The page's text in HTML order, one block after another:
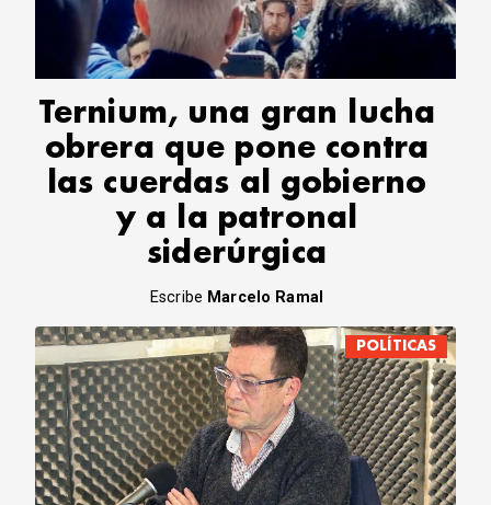
CORREO DE LECTORES
DEBATE
ARCHIVO
OPINIÓN
ALTAMIRA RESPONDE
Política Obrera Revista
CONTACTO
Ternium, una gran lucha
obrera que pone contra
las cuerdas al gobierno
y a la patronal
siderúrgica
Escribe Marcelo Ramal
POLÍTICAS